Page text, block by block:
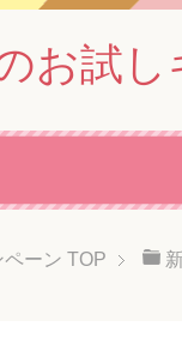
お試
ーン TOP